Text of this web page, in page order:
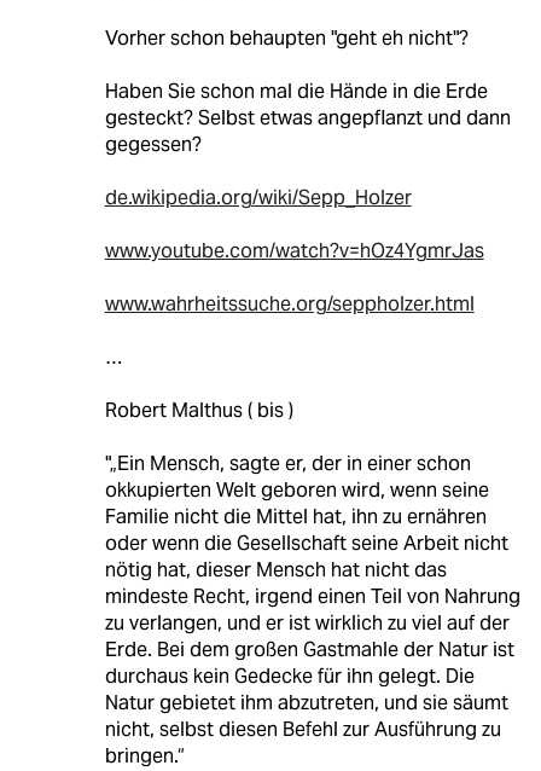
Vorher schon behaupten "geht eh nicht"?
Haben Sie schon mal die Hände in die Erde
gesteckt? Selbst etwas angepflanzt und dann
gegessen?
de.wikipedia.org/wiki/Sepp_Holzer
www.youtube.com/watch?v=hOz4YgmrJas
www.wahrheitssuche.org/seppholzer.html
…
Robert Malthus ( bis )
"„Ein Mensch, sagte er, der in einer schon
okkupierten Welt geboren wird, wenn seine
Familie nicht die Mittel hat, ihn zu ernähren
oder wenn die Gesellschaft seine Arbeit nicht
nötig hat, dieser Mensch hat nicht das
mindeste Recht, irgend einen Teil von Nahrung
zu verlangen, und er ist wirklich zu viel auf der
Erde. Bei dem großen Gastmahle der Natur ist
durchaus kein Gedecke für ihn gelegt. Die
Natur gebietet ihm abzutreten, und sie säumt
nicht, selbst diesen Befehl zur Ausführung zu
bringen.“